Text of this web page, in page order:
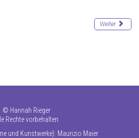
Weiter
© Hannah Rieger
Rechte vorbehalten
und Kunstwerke): Maurizio Maier